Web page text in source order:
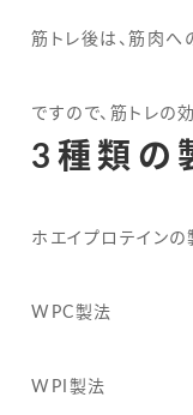
筋トレ後は、筋肉へ
ですので、筋トレの
3種類の
ホエイプロテイン
WPC製法
WPI製法